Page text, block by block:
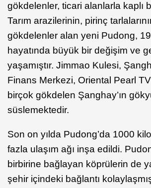
gökdelenler, ticari alanlarla kaplı
Tarım arazilerinin, pirinç
gökdelenler alan yeni Pudong, 19
hayatında büyük bir değişim ve
yaşamıştır. Jimmao Kulesi,
Finans Merkezi, Oriental Pearl
birçok gökdelen Şanghay’ın
süslemektedir.
Son on yılda Pudong’da 1000
fazla ulaşım ağı inşa edildi.
birbirine bağlayan köprülerin de
şehir içindeki bağlantı